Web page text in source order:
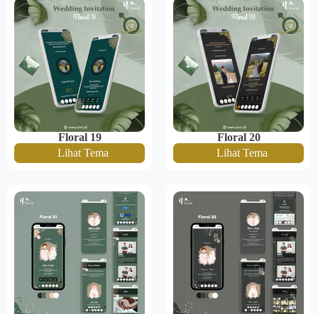
Floral 19
Lihat Tema
Floral 20
Lihat Tema